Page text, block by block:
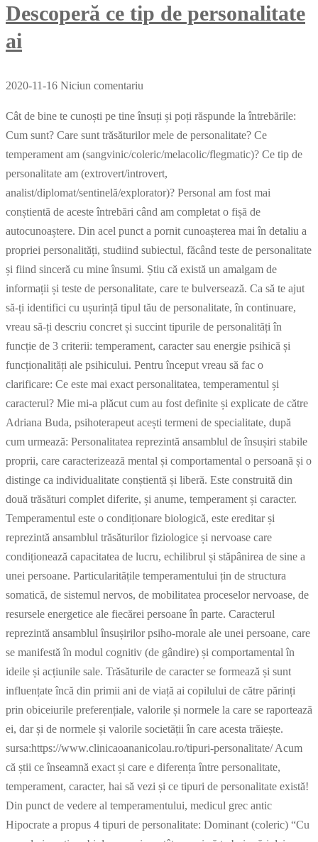
Descoperă ce tip de personalitate
ai
2020-11-16 Niciun comentariu
Cât de bine te cunoști pe tine însuți și poți răspunde la întrebările:
Cum sunt? Care sunt trăsăturilor mele de personalitate? Ce
temperament am (sangvinic/coleric/melacolic/flegmatic)? Ce tip de
personalitate am (extrovert/introvert,
analist/diplomat/sentinelă/explorator)? Personal am fost mai
conștientă de aceste întrebări când am completat o fișă de
autocunoaștere. Din acel punct a pornit cunoașterea mai în detaliu a
propriei personalități, studiind subiectul, făcând teste de personalitate
și fiind sinceră cu mine însumi. Știu că există un amalgam de
informații și teste de personalitate, care te bulversează. Ca să te ajut
să-ți identifici cu ușurință tipul tău de personalitate, în continuare,
vreau să-ți descriu concret și succint tipurile de personalități în
funcție de 3 criterii: temperament, caracter sau energie psihică și
funcționalități ale psihicului. Pentru început vreau să fac o
clarificare: Ce este mai exact personalitatea, temperamentul și
caracterul? Mie mi-a plăcut cum au fost definite și explicate de către
Adriana Buda, psihoterapeut acești termeni de specialitate, după
cum urmează: Personalitatea reprezintă ansamblul de însușiri stabile
proprii, care caracterizează mental și comportamental o persoană și o
distinge ca individualitate conștientă și liberă. Este construită din
două trăsături complet diferite, și anume, temperament și caracter.
Temperamentul este o condiționare biologică, este ereditar și
reprezintă ansamblul trăsăturilor fiziologice și nervoase care
condiționează capacitatea de lucru, echilibrul și stăpânirea de sine a
unei persoane. Particularitățile temperamentului țin de structura
somatică, de sistemul nervos, de mobilitatea proceselor nervoase, de
resursele energetice ale fiecărei persoane în parte. Caracterul
reprezintă ansamblul însușirilor psiho-morale ale unei persoane, care
se manifestă în modul cognitiv (de gândire) și comportamental în
ideile și acțiunile sale. Trăsăturile de caracter se formează și sunt
influențate încă din primii ani de viață ai copilului de către părinți
prin obiceiurile preferențiale, valorile și normele la care se raportează
ei, dar și de normele și valorile societății în care acesta trăiește.
sursa:https://www.clinicaoananicolau.ro/tipuri-personalitate/ Acum
că știi ce înseamnă exact și care e diferența între personalitate,
temperament, caracter, hai să vezi și ce tipuri de personalitate există!
Din punct de vedere al temperamentului, medicul grec antic
Hipocrate a propus 4 tipuri de personalitate: Dominant (coleric) “Cu